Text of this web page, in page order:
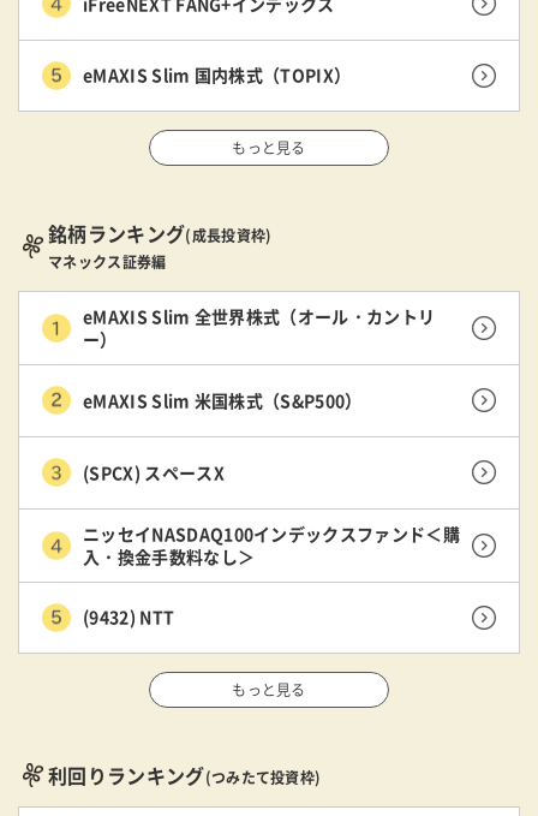
eMAXIS Slim 国内株式（TOPIX）
もっと見る
銘柄ランキング(成長投資枠)
マネックス証券編
eMAXIS Slim 全世界株式（オール・カントリ
ー）
eMAXIS Slim 米国株式（S&P500）
(SPCX) スペースX
ニッセイNASDAQ100インデックスファンド＜購
入・換金手数料なし＞
(9432) NTT
もっと見る
利回りランキング(つみたて投資枠)